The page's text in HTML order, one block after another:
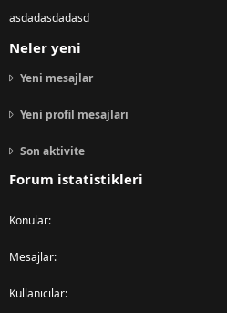
asdadasdadasd
Neler yeni
Yeni mesajlar
Yeni profil mesajları
Son aktivite
Forum istatistikleri
Konular
Mesajlar
Kullanıcılar